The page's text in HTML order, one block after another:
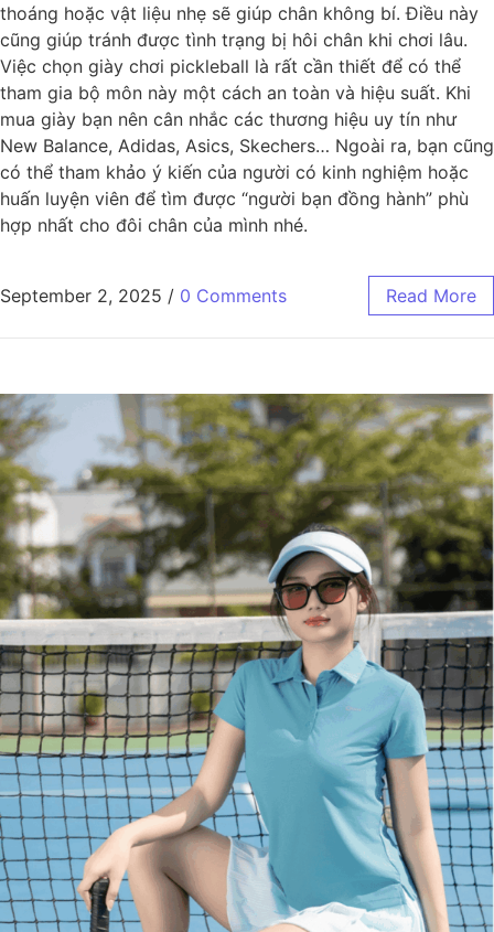
thoáng hoặc vật liệu nhẹ sẽ giúp chân không bí. Điều này
cũng giúp tránh được tình trạng bị hôi chân khi chơi lâu.
Việc chọn giày chơi pickleball là rất cần thiết để có thể
tham gia bộ môn này một cách an toàn và hiệu suất. Khi
mua giày bạn nên cân nhắc các thương hiệu uy tín như
New Balance, Adidas, Asics, Skechers… Ngoài ra, bạn cũng
có thể tham khảo ý kiến của người có kinh nghiệm hoặc
huấn luyện viên để tìm được “người bạn đồng hành” phù
hợp nhất cho đôi chân của mình nhé.
September 2, 2025 / 0 Comments Read More